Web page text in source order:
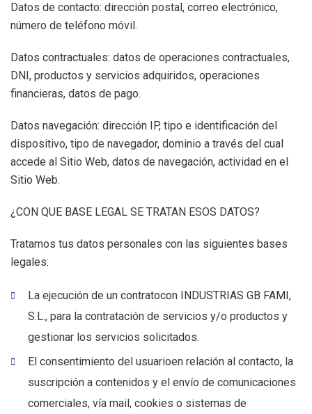
Datos de contacto: dirección postal, correo electrónico,
número de teléfono móvil.
Datos contractuales: datos de operaciones contractuales,
DNI, productos y servicios adquiridos, operaciones
financieras, datos de pago.
Datos navegación: dirección IP, tipo e identificación del
dispositivo, tipo de navegador, dominio a través del cual
accede al Sitio Web, datos de navegación, actividad en el
Sitio Web.
¿CON QUE BASE LEGAL SE TRATAN ESOS DATOS?
Tratamos tus datos personales con las siguientes bases
legales:
La ejecución de un contratocon INDUSTRIAS GB FAMI,
S.L., para la contratación de servicios y/o productos y
gestionar los servicios solicitados.
El consentimiento del usuarioen relación al contacto, la
suscripción a contenidos y el envío de comunicaciones
comerciales, vía mail, cookies o sistemas de